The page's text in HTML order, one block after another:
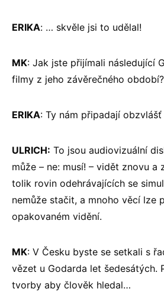
ERIKA: … skvěle jsi to udělal!
MK: Jak jste přijímali následující
filmy z jeho závěrečného období?
ERIKA: Ty nám připadají
ULRICH: To jsou audiovizuální
může – ne: musí! – vidět znovu a
tolik rovin odehrávajících se
nemůže stačit, a mnoho věcí lze
opakovaném vidění.
MK: V Česku byste se setkali s
vězet u Godarda let šedesátých.
tvorby aby člověk hledal…